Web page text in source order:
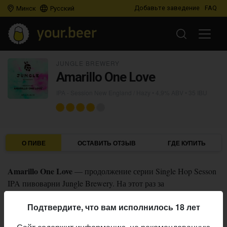
Минск Русский Добавьте заведение FAQ
Amarillo One Love
О ПИВЕ ОСТАВИТЬ ОТЗЫВ ГДЕ КУПИТЬ
Amarillo One Love— продолжение серии Single Hop Sesson
IPA пивоварни Jungle Brewery. На этот раз за
Jungle Brewery
Подтвердите, что вам исполнилось 18 лет